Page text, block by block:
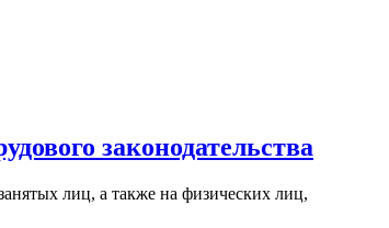
законодательства
лиц, а также на физических лиц,